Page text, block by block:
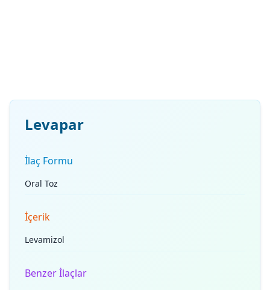
Levapar
İlaç Formu
Oral Toz
İçerik
Levamizol
Benzer İlaçlar